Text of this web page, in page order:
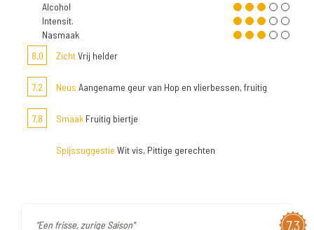
Alcohol
Intensit.
Nasmaak
8,0
ZichtVrij helder
7,2 Neus Aangename geur van Hop en vlierbessen, fruitig
7,8 Smaak Fruitig biertje
Spijssuggestie Wit vis, Pittige gerechten
7,3
"Een frisse, zurige Saison"